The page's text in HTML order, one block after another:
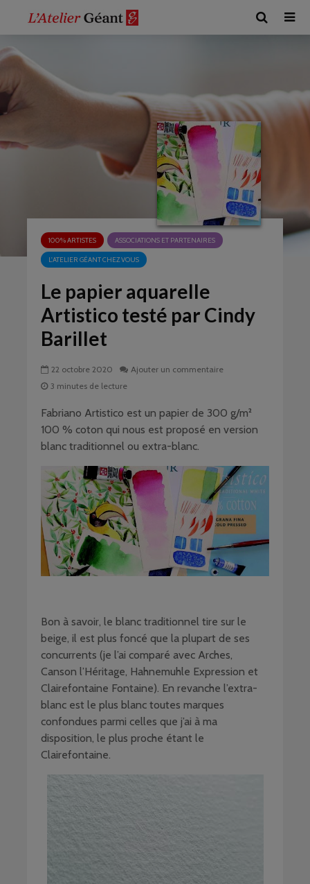
100% ARTISTES ASSOCIATIONS ET PARTENAIRES
L'ATELIER GÉANT CHEZ VOUS
Le papier aquarelle
Artistico testé par Cindy
Barillet
22 octobre 2020
Ajouter un commentaire
3 minutes de lecture
Fabriano Artistico est un papier de 300 g/m²
100 % coton qui nous est proposé en version
blanc traditionnel ou extra-blanc.
Bon à savoir, le blanc traditionnel tire sur le
beige, il est plus foncé que la plupart de ses
concurrents (je l’ai comparé avec Arches,
Canson l’Héritage, Hahnemuhle Expression et
Clairefontaine Fontaine). En revanche l’extra-
blanc est le plus blanc toutes marques
confondues parmi celles que j’ai à ma
disposition, le plus proche étant le
Clairefontaine.